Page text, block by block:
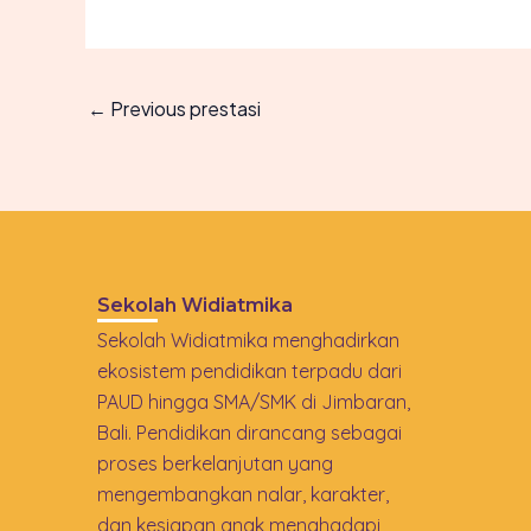
← Previous prestasi
Sekolah Widiatmika
Sekolah Widiatmika menghadirkan
ekosistem pendidikan terpadu dari
PAUD hingga SMA/SMK di Jimbaran,
Bali. Pendidikan dirancang sebagai
proses berkelanjutan yang
mengembangkan nalar, karakter,
dan kesiapan anak menghadapi